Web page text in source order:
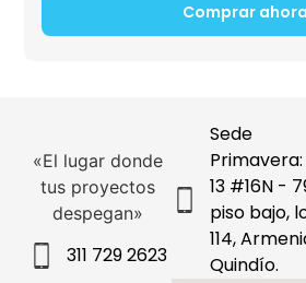
Comprar ahora
«El lugar donde
tus proyectos
despegan»
311 729 2623
Sede
Primavera:
13 #16N -
piso bajo,
114,
Quindío.